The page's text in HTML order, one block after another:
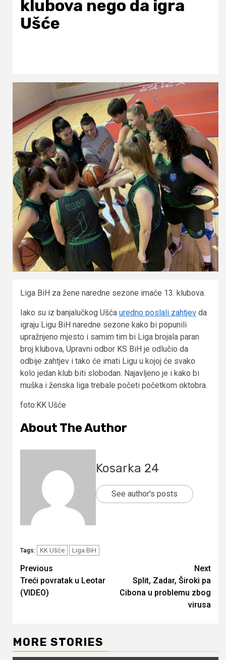
klubova nego da igra
Ušće
Liga BiH za žene naredne sezone imaće 13. klubova.
Iako su iz banjalučkog Ušća uredno poslali zahtjev da
igraju Ligu BiH naredne sezone kako bi popunili
upražnjeno mjesto i samim tim bi Liga brojala paran
broj klubova, Upravni odbor KS BiH je odlučio da
odbije zahtjev i tako će imati Ligu u kojoj će svako
kolo jedan klub biti slobodan. Najavljeno je i kako bi
muška i ženska liga trebale početi početkom oktobra.
foto:KK Ušće
About The Author
Kosarka 24
See author's posts
Tags: KK Ušće Liga BiH
Continue
Reading
Previous
Treći povratak u Leotar
(VIDEO)
Next
Split, Zadar, Široki pa
Cibona u problemu zbog
virusa
MORE STORIES